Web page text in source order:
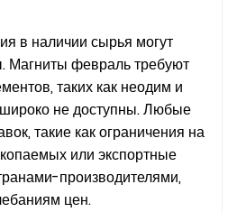
в наличии сырья могут
Магниты февраль требуют
таких как неодим и
не доступны. Любые
такие как ограничения на
или экспортные
производителями,
цен.